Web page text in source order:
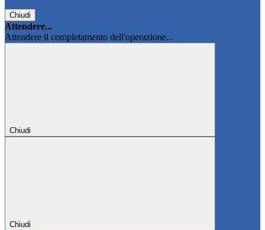
Chiudi
Attendere...
Attendere il completamento dell'operazione...
Chiudi
Chiudi